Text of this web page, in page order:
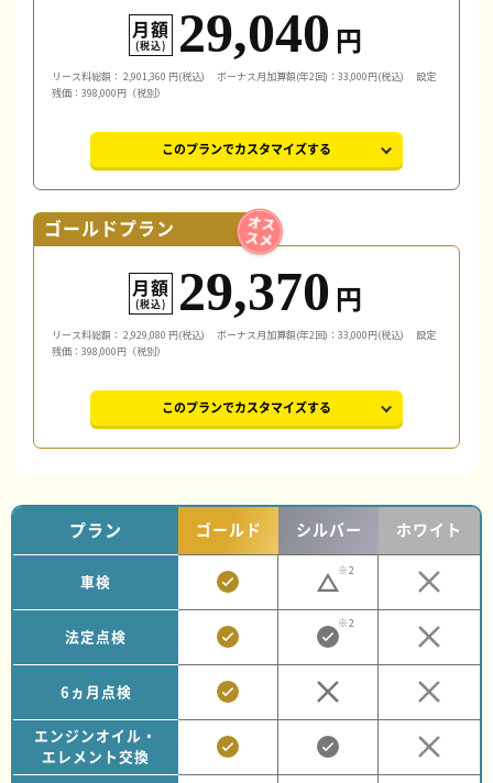
月額
(税込) 29,040 円
リース料総額： 2,901,360 円(税込) ボーナス月加算額(年2回)：33,000円(税込)
設定
残価：398,000円（税別）
このプランでカスタマイズする
ゴールドプラン
月額
(税込) 29,370 円
リース料総額： 2,929,080 円(税込) ボーナス月加算額(年2回)：33,000円(税込)
設定
残価：398,000円（税別）
このプランでカスタマイズする
プラン ゴールド シルバー ホワイト
車検
※2
法定点検
※2
6ヵ月点検
エンジンオイル・
エレメント交換